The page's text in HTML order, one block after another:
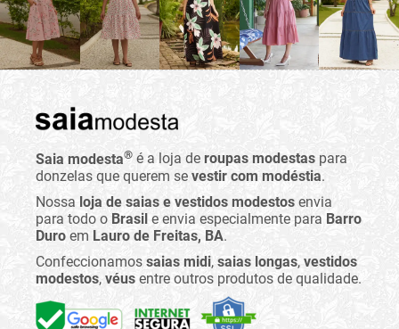
Saia modesta® é a loja de roupas modestas para
donzelas que querem se vestir com modéstia.
Nossa loja de saias e vestidos modestos envia
para todo o Brasil e envia especialmente para Barro
Duro em Lauro de Freitas, BA.
Confeccionamos saias midi, saias longas, vestidos
modestos, véus entre outros produtos de qualidade.